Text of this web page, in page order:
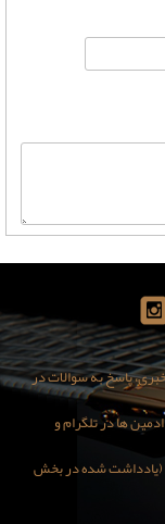
پاسخ به سوالات در
ها در تلگرام و
(یادداشت شده در بخش